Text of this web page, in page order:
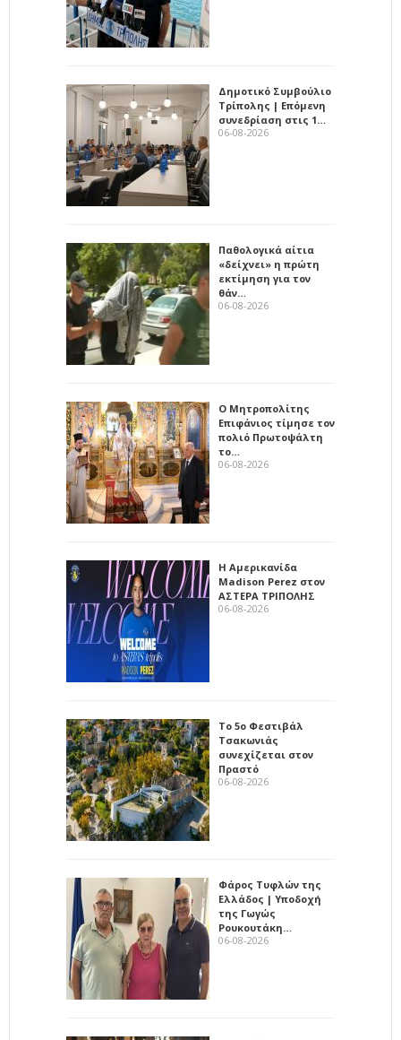
Δημοτικό Συμβούλιο
Τρίπολης | Επόμενη
συνεδρίαση στις 1…
06-08-2026
Παθολογικά αίτια
«δείχνει» η πρώτη
εκτίμηση για τον
θάν…
06-08-2026
Ο Μητροπολίτης
Επιφάνιος τίμησε τον
πολιό Πρωτοψάλτη
το…
06-08-2026
Η Αμερικανίδα
Madison Perez στον
ΑΣΤΕΡΑ ΤΡΙΠΟΛΗΣ
06-08-2026
Το 5ο Φεστιβάλ
Τσακωνιάς
συνεχίζεται στον
Πραστό
06-08-2026
Φάρος Τυφλών της
Ελλάδος | Υποδοχή
της Γωγώς
Ρουκουτάκη…
06-08-2026